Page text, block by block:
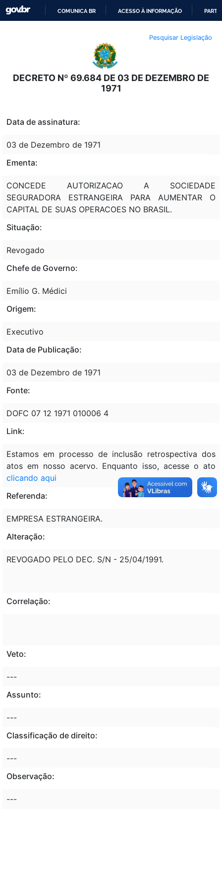
O
CONTEÚDO
COMUNICA BR ACESSO À INFORMAÇÃO
Pesquisar Legislação
DECRETO Nº 69.684 DE 03 DE DEZEMBRO DE
1971
Data de assinatura:
03 de Dezembro de 1971
Ementa:
CONCEDE AUTORIZACAO A SOCIEDADE
SEGURADORA ESTRANGEIRA PARA AUMENTAR O
CAPITAL DE SUAS OPERACOES NO BRASIL.
Situação:
Revogado
Chefe de Governo:
Emílio G. Médici
Origem:
Executivo
Data de Publicação:
03 de Dezembro de 1971
Fonte:
DOFC 07 12 1971 010006 4
Link:
Estamos em processo de inclusão retrospectiva dos
atos em nosso acervo. Enquanto isso, acesse o ato
clicando aqui
Referenda:
EMPRESA ESTRANGEIRA.
Alteração:
REVOGADO PELO DEC. S/N - 25/04/1991.
Correlação:
Veto:
---
Assunto:
---
Classificação de direito:
---
Observação:
---